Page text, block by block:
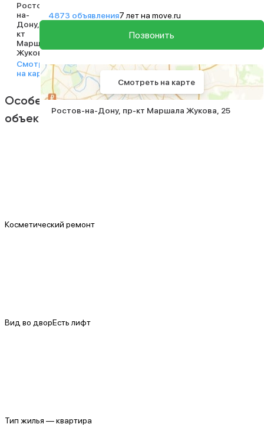
Ростов-
на-
Дону
кт
Маршала
Жукова 25
Смотреть
на карте
Особенности
объекта
Косметический ремонт
Вид во дворЕсть лифт
Тип жилья — квартира
4873 объявления7 лет на move.ru
Позвонить
Смотреть на карте
Ростов-на-Дону пр-кт Маршала Жукова 25